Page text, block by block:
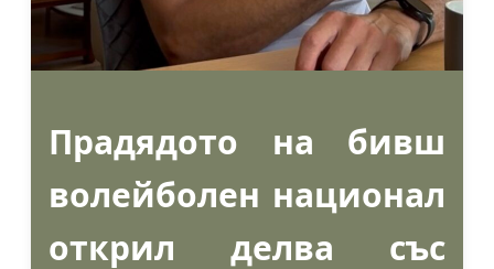
Прадядото на бивш
волейболен национал
открил делва със